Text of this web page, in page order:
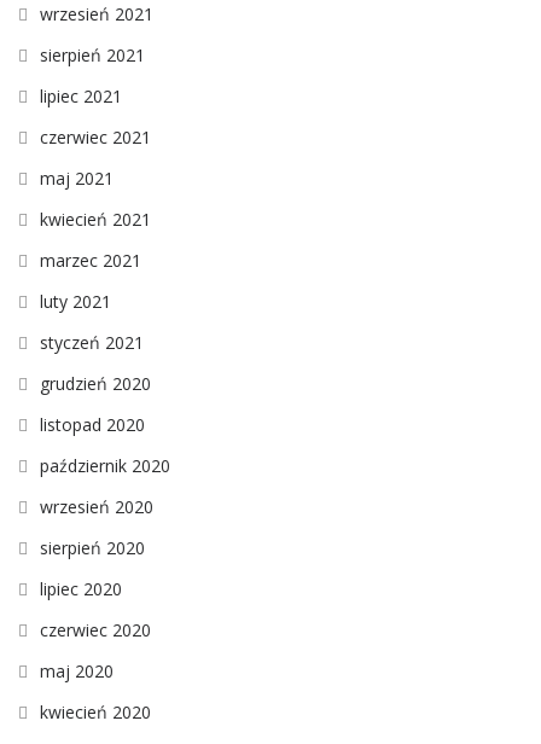
wrzesień 2021
sierpień 2021
lipiec 2021
czerwiec 2021
maj 2021
kwiecień 2021
marzec 2021
luty 2021
styczeń 2021
grudzień 2020
listopad 2020
październik 2020
wrzesień 2020
sierpień 2020
lipiec 2020
czerwiec 2020
maj 2020
kwiecień 2020